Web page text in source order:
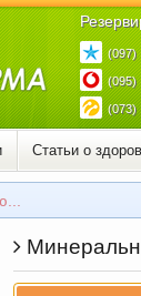
(097)
(095)
(073)
Статьи о